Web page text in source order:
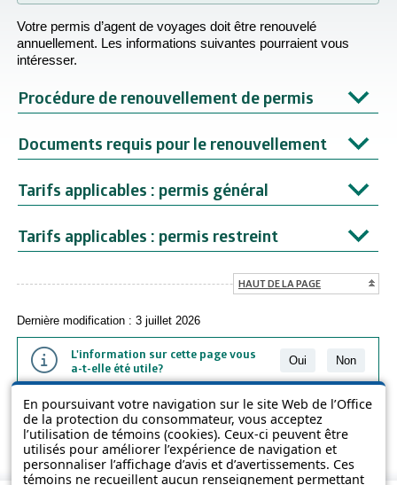
En poursuivant votre navigation sur le site Web de l’Office
de la protection du consommateur, vous acceptez
l’utilisation de témoins (cookies). Ceux-ci peuvent être
utilisés pour améliorer l’expérience de navigation et
personnaliser l’affichage d’avis et d’avertissements. Ces
témoins ne recueillent aucun renseignement permettant
Votre permis d’agent de voyages doit être renouvelé
annuellement. Les informations suivantes pourraient vous
intéresser.
Procédure de renouvellement de permis
Documents requis pour le renouvellement
Tarifs applicables : permis général
Tarifs applicables : permis restreint
HAUT DE LA PAGE
Dernière modification : 3 juillet 2026
L'information sur cette page vous
a-t-elle été utile?
Oui Non
L'information présentée dans cette page a été vulgarisée pour en
favoriser la compréhension. Elle ne remplace pas les textes des lois
et des règlements.